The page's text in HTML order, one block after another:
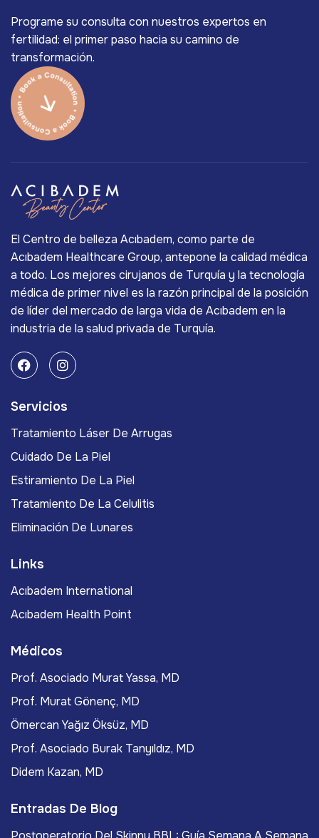
Programe su consulta con nuestros expertos en
fertilidad: el primer paso hacia su camino de
transformación.
El Centro de belleza Acıbadem, como parte de
Acıbadem Healthcare Group, antepone la calidad médica
a todo. Los mejores cirujanos de Turquía y la tecnología
médica de primer nivel es la razón principal de la posición
de líder del mercado de larga vida de Acıbadem en la
industria de la salud privada de Turquía.
Servicios
Tratamiento Láser De Arrugas
Cuidado De La Piel
Estiramiento De La Piel
Tratamiento De La Celulitis
Eliminación De Lunares
Links
Acıbadem International
Acıbadem Health Point
Médicos
Prof. Asociado Murat Yassa, MD
Prof. Murat Gönenç, MD
Ömercan Yağız Öksüz, MD
Prof. Asociado Burak Tanyıldız, MD
Didem Kazan, MD
Entradas De Blog